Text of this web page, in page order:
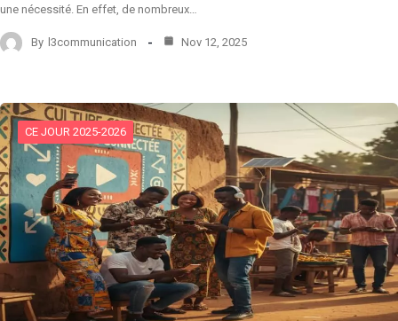
une nécessité. En effet, de nombreux…
By l3communication Nov 12, 2025
CE JOUR 2025-2026